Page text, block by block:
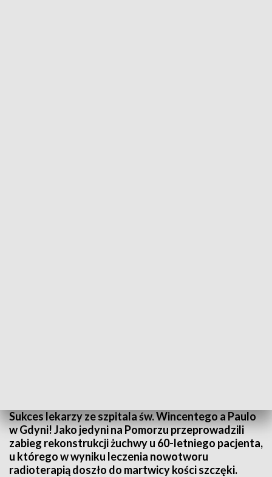
Sukces lekarzy ze szpitala św. Wincentego a Paulo
w Gdyni! Jako jedyni na Pomorzu przeprowadzili
zabieg rekonstrukcji żuchwy u 60-letniego pacjenta,
u którego w wyniku leczenia nowotworu
radioterapią doszło do martwicy kości szczęki.